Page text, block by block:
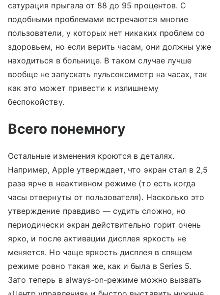
сатурация прыгала от 88 до 95 процентов. С
подобными проблемами встречаются многие
пользователи, у которых нет никаких проблем со
здоровьем, но если верить часам, они должны уже
находиться в больнице. В таком случае лучше
вообще не запускать пульсоксиметр на часах, так
как это может привести к излишнему
беспокойству.
Всего понемногу
Остальные изменения кроются в деталях.
Например, Apple утверждает, что экран стал в 2,5
раза ярче в неактивном режиме (то есть когда
часы отвернуты от пользователя). Насколько это
утверждение правдиво — судить сложно, но
периодически экран действительно горит очень
ярко, и после активации дисплея яркость не
меняется. Но чаще яркость дисплея в спящем
режиме ровно такая же, как и была в Series 5.
Зато теперь в always-on-режиме можно вызвать